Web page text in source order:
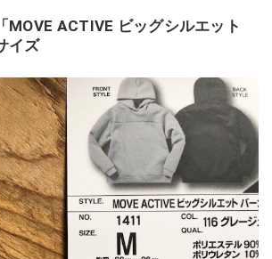
MOVE ACTIVE ビッグシルエット
イズ